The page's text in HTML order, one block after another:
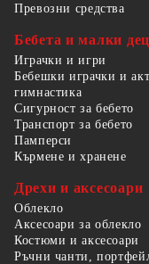
Превозни средства
Бебета и малки
Играчки и игри
Бебешки играчки и
гимнастика
Сигурност за бебето
Транспорт за бебето
Памперси
Кърмене и хранене
Дрехи и аксесоари
Облекло
Аксесоари за облекло
Костюми и аксесоари
Ръчни чанти,